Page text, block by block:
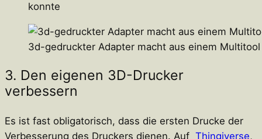
konnte
3d-gedruckter Adapter macht aus einem
3. Den eigenen 3D-Drucker
verbessern
Es ist fast obligatorisch, dass die ersten Drucke der
Verbesserung des Druckers dienen. Auf Thingiverse,